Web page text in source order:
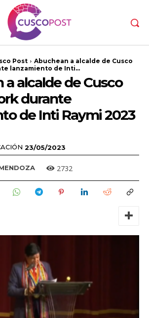
Post
Abuchean a alcalde de Cusco
lanzamiento de Inti...
alcalde de Cusco
durante
de Inti Raymi 2023
23/05/2023
2732